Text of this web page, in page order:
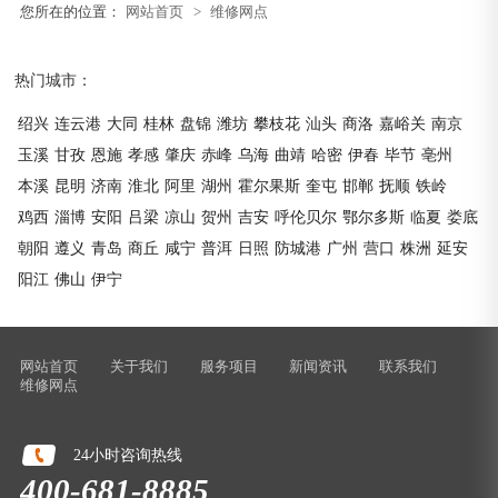
您所在的位置： 网站首页 > 维修网点
热门城市：
绍兴 连云港 大同 桂林 盘锦 潍坊 攀枝花 汕头 商洛 嘉峪关 南京
玉溪 甘孜 恩施 孝感 肇庆 赤峰 乌海 曲靖 哈密 伊春 毕节 亳州
本溪 昆明 济南 淮北 阿里 湖州 霍尔果斯 奎屯 邯郸 抚顺 铁岭
鸡西 淄博 安阳 吕梁 凉山 贺州 吉安 呼伦贝尔 鄂尔多斯 临夏 娄底
朝阳 遵义 青岛 商丘 咸宁 普洱 日照 防城港 广州 营口 株洲 延安
阳江 佛山 伊宁
网站首页 关于我们 服务项目 新闻资讯
联系我们
维修网点
24小时咨询热线
400-681-8885